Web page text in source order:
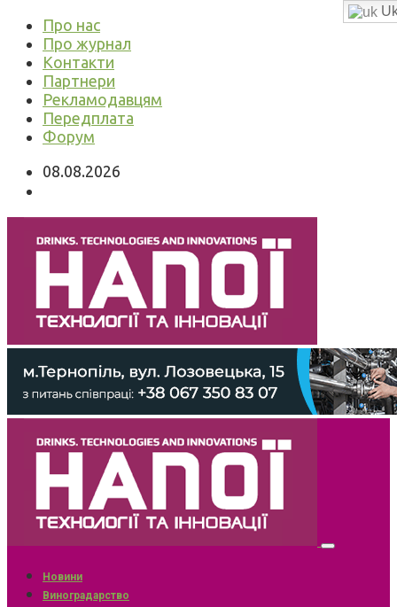
Про нас
Про журнал
Контакти
Партнери
Рекламодавцям
Передплата
Форум
08.08.2026
Новини
Виноградарство